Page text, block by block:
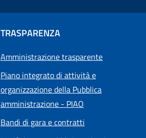
TRASPARENZA
Amministrazione trasparente
Piano integrato di attività e
organizzazione della Pubblica
amministrazione - PIAO
Bandi di gara e contratti